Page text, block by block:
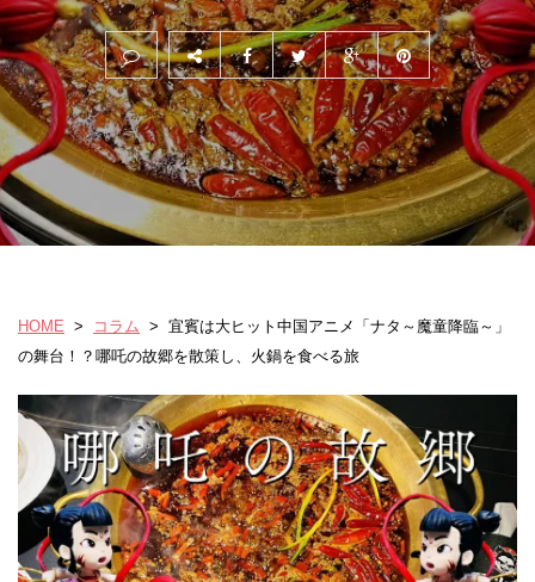
HOME > コラム > 宜賓は大ヒット中国アニメ「ナタ～魔童降臨～」
の舞台！？哪吒の故郷を散策し、火鍋を食べる旅